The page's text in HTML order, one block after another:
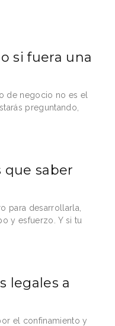
si fuera una
de negocio no es el
preguntando,
que saber
para desarrollarla,
y esfuerzo. Y si tu
legales a
el confinamiento y